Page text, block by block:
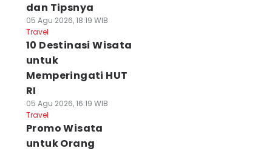
dan Tipsnya
05 Agu 2026, 18:19 WIB
Travel
10 Destinasi Wisata
untuk
Memperingati HUT
RI
05 Agu 2026, 16:19 WIB
Travel
Promo Wisata
untuk Orang